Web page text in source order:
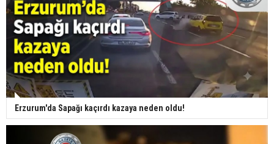
Erzurum'da Sapağı kaçırdı kazaya neden oldu!